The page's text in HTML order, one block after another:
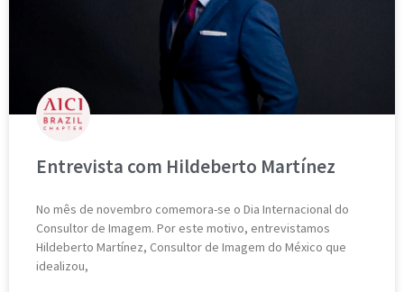
Entrevista com Hildeberto Martínez
No mês de novembro comemora-se o Dia Internacional do
Consultor de Imagem. Por este motivo, entrevistamos
Hildeberto Martínez, Consultor de Imagem do México que
idealizou,